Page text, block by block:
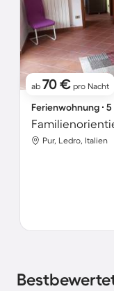
ab 70 € pro Nacht
Ferienwohnung ∙
Pur, Ledro, Italien